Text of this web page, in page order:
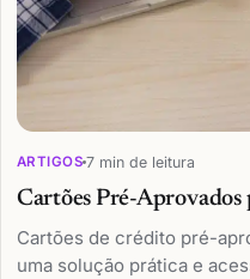
ARTIGOS 7 min de leitura
Cartões Pré-
Cartões de crédito pré-
uma solução prática e